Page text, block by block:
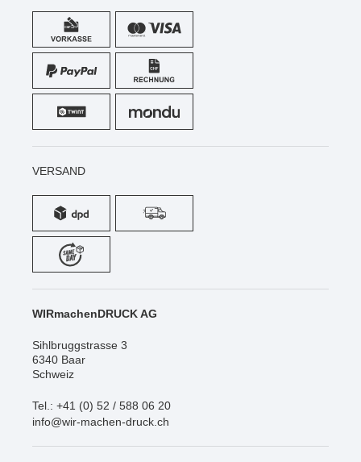
VERSAND
WIRmachenDRUCK AG
Sihlbruggstrasse 3
6340 Baar
Schweiz
Tel.: +41 (0) 52 / 588 06 20
info@wir-machen-druck.ch